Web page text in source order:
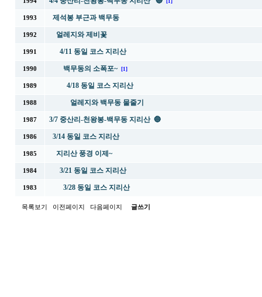
[1]
1993 제석봉 부근과 백무동
1992 얼레지와 제비꽃
1991 4/11 동일 코스 지리산
1990 백무동의 소폭포~ [1]
1989 4/18 동일 코스 지리산
1988 얼레지와 백무동 물줄기
1987 3/7 중산리-천왕봉-백무동 지리산 🔵
1986 3/14 동일 코스 지리산
1985 지리산 풍경 이제~
1984 3/21 동일 코스 지리산
1983 3/28 동일 코스 지리산
목록보기 이전페이지 다음페이지 글쓰기